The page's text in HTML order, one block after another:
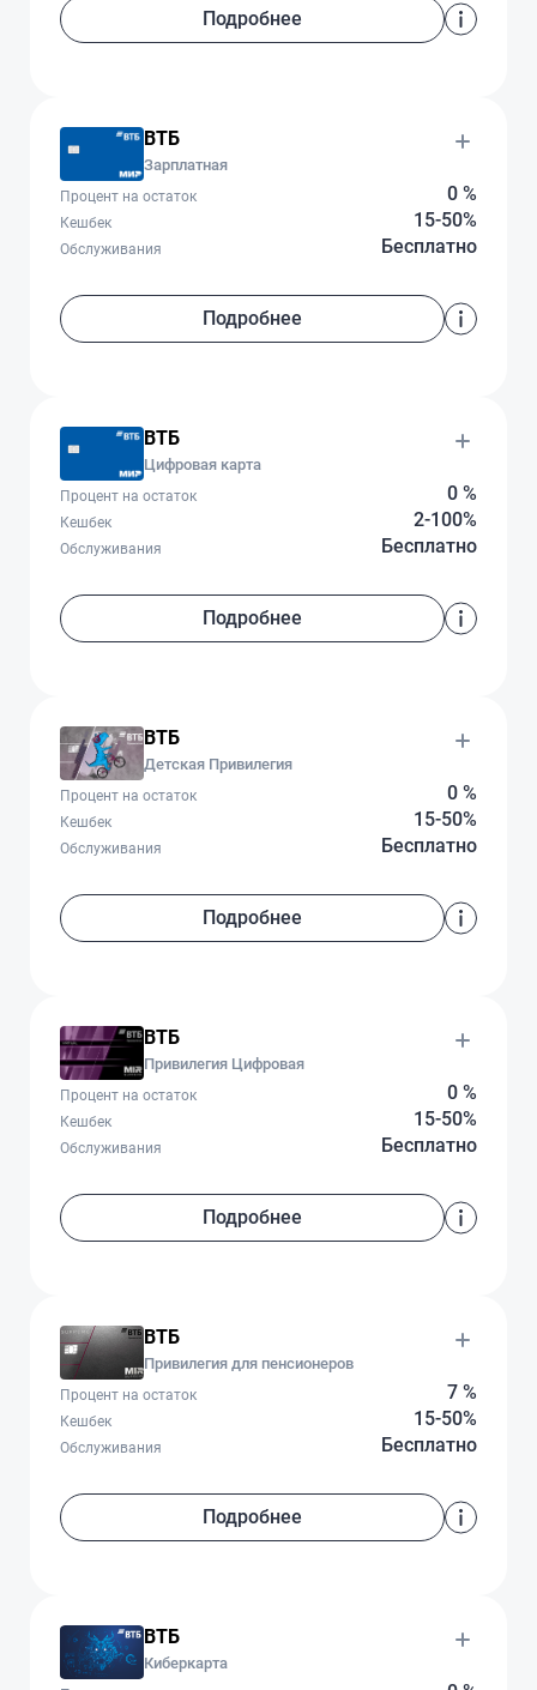
Подробнее
ВТБ
Зарплатная
0 %
Процент на остаток
15-50%
Кешбек
Бесплатно
Обслуживания
Подробнее
ВТБ
Цифровая карта
0 %
Процент на остаток
2-100%
Кешбек
Бесплатно
Обслуживания
Подробнее
ВТБ
Детская Привилегия
0 %
Процент на остаток
15-50%
Кешбек
Бесплатно
Обслуживания
Подробнее
ВТБ
Привилегия Цифровая
0 %
Процент на остаток
15-50%
Кешбек
Бесплатно
Обслуживания
Подробнее
ВТБ
Привилегия для пенсионеров
7 %
Процент на остаток
15-50%
Кешбек
Бесплатно
Обслуживания
Подробнее
ВТБ
Киберкарта